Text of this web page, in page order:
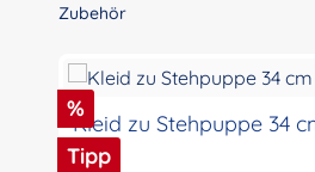
Produktgalerie überspringen
Zubehör
Rabatt
%
Tipp
Kleid zu Stehpuppe 34